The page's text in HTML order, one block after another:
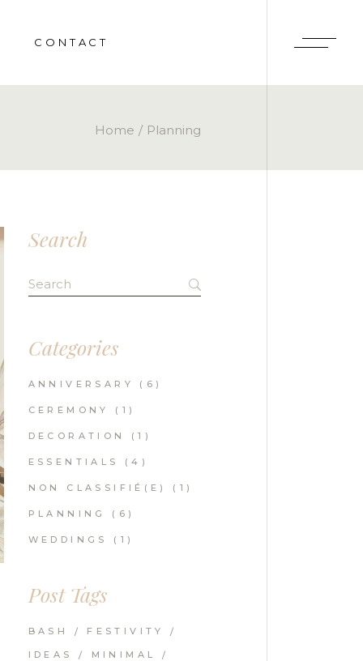
CONTACT
Home Planning
Search
Search
for:
Categories
ANNIVERSARY (6)
CEREMONY (1)
DECORATION (1)
ESSENTIALS (4)
NON CLASSIFIÉ(E) (1)
PLANNING (6)
WEDDINGS (1)
Post Tags
BASH FESTIVITY
IDEAS MINIMAL